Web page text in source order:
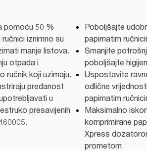
pomoću 50 %
iznimno su
manje listova.
otpada i
ručnik koji uzimaju.
predanost
u
presavijenih
Poboljšajte
papirnatim
Smanjite
poboljšajte
Uspostavite
odlične
papirnatim
Maksimalno
komprimirane
Xpress
prometom